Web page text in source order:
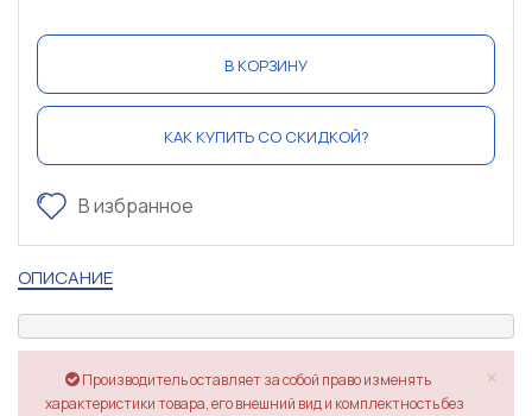
В КОРЗИНУ
КАК КУПИТЬ СО СКИДКОЙ?
В избранное
ОПИСАНИЕ
×
Производитель оставляет за собой право изменять
характеристики товара, его внешний вид и комплектность без